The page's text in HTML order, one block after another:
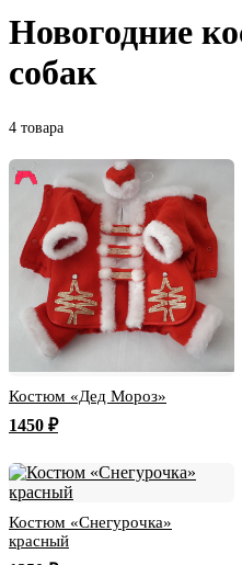
Новогодние
собак
4 товара
Костюм «Дед Мороз»
1450 ₽
Костюм «Снегурочка»
красный